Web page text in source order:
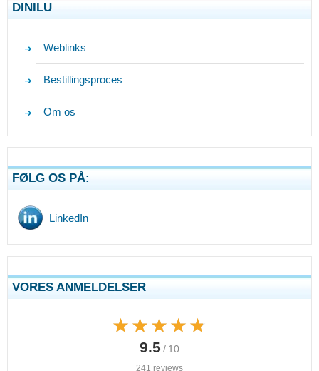
DINILU
Weblinks
Bestillingsproces
Om os
FØLG OS PÅ:
LinkedIn
VORES ANMELDELSER
★★★★★
★★★★★
9.5 / 10
241 reviews